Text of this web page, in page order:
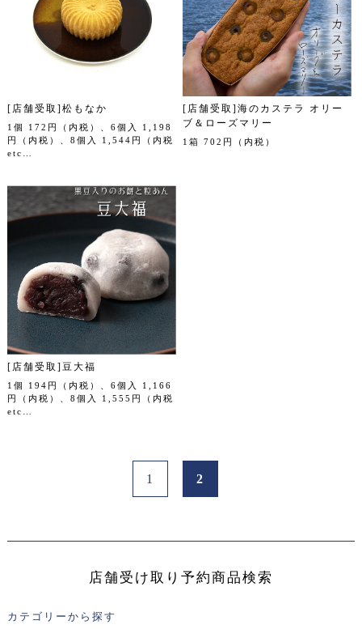
[店舗受取]松もなか
1個 172円（内税）、6個入 1,198
円（内税）、8個入 1,544円（内税
etc…
[店舗受取]海のカステラ オリー
ブ＆ローズマリー
1箱 702円（内税）
[店舗受取]豆大福
1個 194円（内税）、6個入 1,166
円（内税）、8個入 1,555円（内税
etc…
1 2
店舗受け取り予約商品検索
カテゴリーから探す